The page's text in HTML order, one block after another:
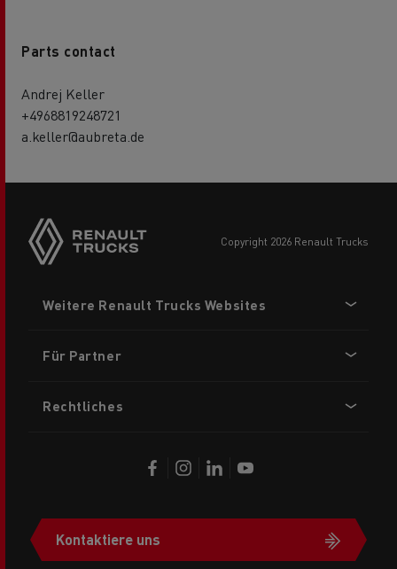
Parts contact
Andrej Keller
+4968819248721
a.keller@aubreta.de
buttons
copyright 2026 Renault Trucks
menu
Weitere Renault Trucks Websites
Für Partner
Rechtliches
Kontaktiere uns